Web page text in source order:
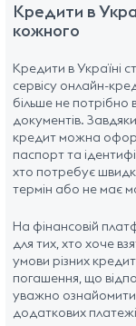
Кредити в
кожного
Кредити в Україні
сервісу онлайн-
більше не потрібно
документів.
кредит можна
паспорт та
хто потребує
термін або не має
На фінансовій
для тих, хто хоче
умови різних
погашення, що
уважно
додаткових